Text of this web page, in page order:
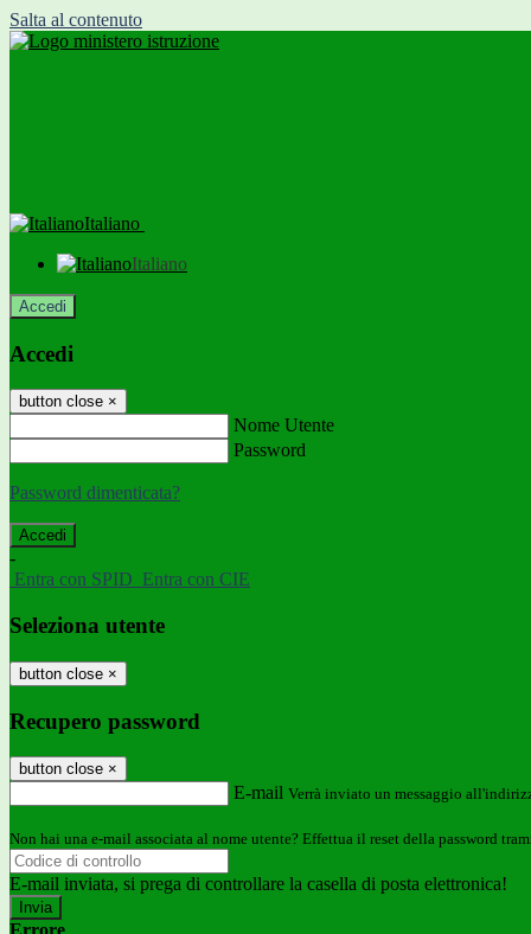
Salta al contenuto
Italiano
Italiano
Accedi
Accedi
button close ×
Nome Utente
Password
Password dimenticata?
-
Entra con SPID Entra con CIE
Seleziona utente
button close ×
Recupero password
button close ×
E-mail Verrà inviato un messaggio
Non hai una e-mail associata al nome utente? Effettua il reset della password
E-mail inviata, si prega di controllare la casella di posta elettronica!